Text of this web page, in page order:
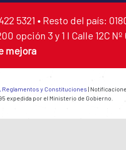
5321 • Resto del país:
opción 3 y 1 I Calle 12C
mejora
y Constituciones |
expedida por el Ministerio de Gobierno.